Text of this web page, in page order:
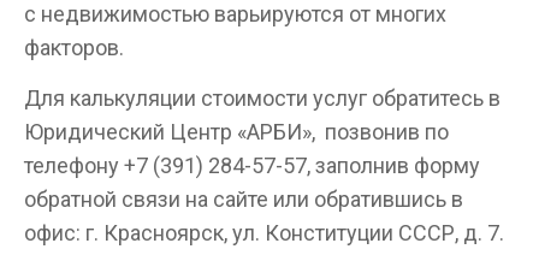
с недвижимостью варьируются от многих
факторов.
Для калькуляции стоимости услуг обратитесь в
Юридический Центр «АРБИ», позвонив по
телефону +7 (391) 284-57-57, заполнив форму
обратной связи на сайте или обратившись в
офис: г. Красноярск, ул. Конституции СССР, д. 7.